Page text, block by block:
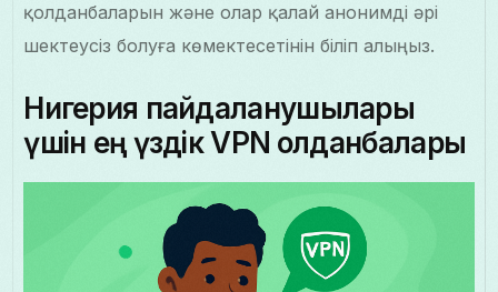
қолданбаларын және олар қалай анонимді әрі
шектеусіз болуға көмектесетінін біліп алыңыз.
Нигерия пайдаланушылары
үшін ең үздік VPN қолданбалары